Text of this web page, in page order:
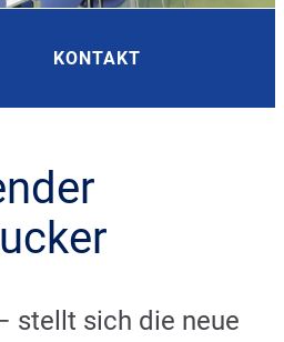
KONTAKT
stellt sich die neue